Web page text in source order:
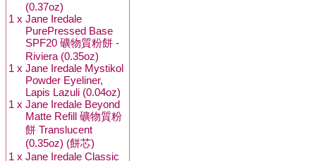
(0.37oz)
1 x Jane Iredale
PurePressed Base
SPF20 礦物質粉餅 -
Riviera (0.35oz)
1 x Jane Iredale Mystikol
Powder Eyeliner,
Lapis Lazuli (0.04oz)
1 x Jane Iredale Beyond
Matte Refill 礦物質粉
餅 Translucent
(0.35oz) (餅芯)
1 x Jane Iredale Classic